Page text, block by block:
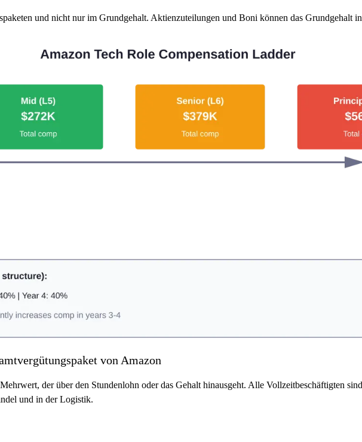
und nicht nur im Grundgehalt. Aktienzuteilungen und Boni können das Grundgehalt
von Amazon
der über den Stundenlohn oder das Gehalt hinausgeht. Alle Vollzeitbeschäftigten
und in der Logistik.